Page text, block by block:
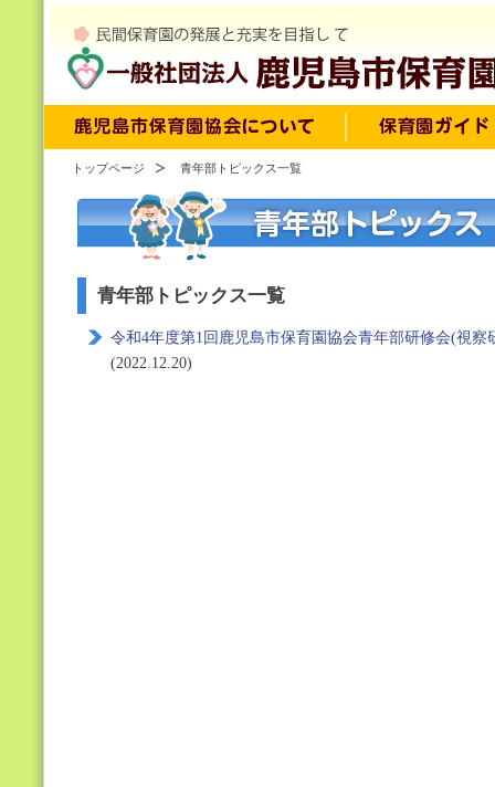
トップページ 青年部トピックス一覧
青年部トピックス一覧
令和4年度第1回鹿児島市保育園協会青年部研修会(視察
(2022.12.20)